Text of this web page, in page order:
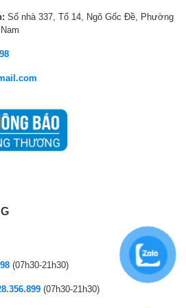
Gọi video qua Google Duo (mua thêm
camera)
YouTube
Netflix
VieON
Google Play
Bluetooth (Kết nối loa, thiết bị di động)
3 cổng HDMI có 1 cổng HDMI eARC
0
0
.
0
Số nhà 337, Tổ 14, Ngõ Gốc Đề, Phường
(07h30-21h30)
(07h30-21h30)